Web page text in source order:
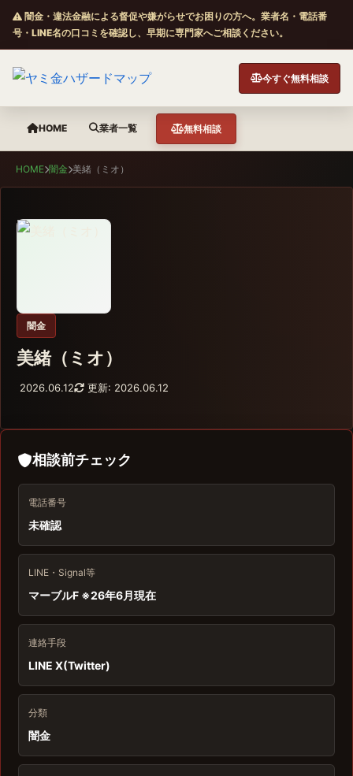
闇金・違法金融による督促や嫌がらせでお困りの方へ。業者名・電話番
号・LINE名の口コミを確認し、早期に専門家へご相談ください。
今すぐ無料相談
HOME 業者一覧 無料相談
HOME 闇金 美緒（ミオ）
闇金
美緒（ミオ）
2026.06.12 更新: 2026.06.12
相談前チェック
電話番号
未確認
LINE・Signal等
マーブルF ※26年6月現在
連絡手段
LINE X(Twitter)
分類
闇金